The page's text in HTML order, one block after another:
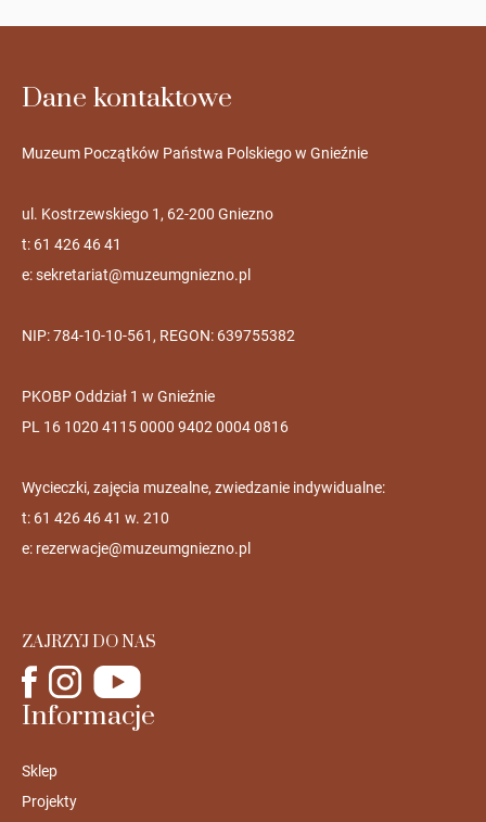
Dane kontaktowe
Muzeum Początków Państwa Polskiego w Gnieźnie
ul. Kostrzewskiego 1, 62-200 Gniezno
t: 61 426 46 41
e:sekretariat@muzeumgniezno.pl
NIP: 784-10-10-561, REGON: 639755382
PKOBP Oddział 1 w Gnieźnie
PL 16 1020 4115 0000 9402 0004 0816
Wycieczki, zajęcia muzealne, zwiedzanie indywidualne:
t: 61 426 46 41 w. 210
e: rezerwacje@muzeumgniezno.pl
ZAJRZYJ DO NAS
Informacje
Sklep
Projekty